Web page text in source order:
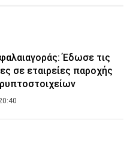
Έδωσε τις
σε εταιρείες παροχής